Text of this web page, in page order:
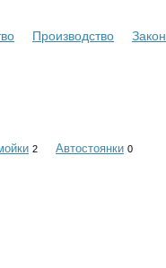
Производство Закон
2 Автостоянки 0